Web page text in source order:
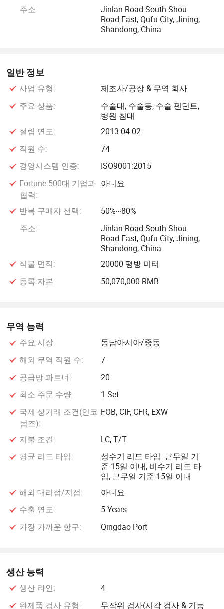
파트너십을 체결했습니다. Gree Group, Hisense Group, 독일,
호주, 미국, 두바이, 이탈리아, 스페인, 베트남, 아프리카
비를 도입하여 시장 수요를 충족하는 신제품을 지속적으로
개발하고 혁신했습니다. 이 회사의 주요 제품에는 수술 시 그
타워, 브릿지 크레인, 간호 침대, 병상의 침대, 카트, 그리고 의
Le Kang은 "제품 품질 보장, 최고급 제품 제공, 고객 요구 충
족" 생산 정책을 통해 엄격한 품질 관리 시스템을 구축했습니
별하고 엄격한 입고 검사를 실시하는 전담 품질 검사 부서를
운영하고 있습니다. 생산 프로세스 전반에 걸쳐 엄격한 멸균
절차를 준수하고 작업자 및 물질 흐름을 분리합니다. 각 생산
공정은 공장 검사 및 시장 감독 검사를 위한 100% 통과율을
보장하기 위해 정밀한 장비 테스트를 거칩니다.
고객 최종 서비스는 최종 품질 보증 체크포인트입니다. 르강
씨는 전국 각지에서 의료 장비 기술 상담 서비스를 제공하고
이 회사는 전 세계 30여 개 국가와 지역에 포괄적인 영업 및
서비스 네트워크를 구축했으며, 외과 정제 프로젝트를 통해
이를 고객에게 가장 신뢰할 수 있는 파트너로 만들었습니다.
이 회사는 ISO9001/13485 국제 품질 시스템 인증, 14001 환
경 관리 시스템 인증, ROHSH 환경 보호 인증 및 CE 인증을
취득했습니다. 덴마크의 LINAK Transmission Systems
의 Ondal Medical Technology Company로부터 기술 지원을
활용해 자원을 통합하고, 중국의 경제발전의 전략적 기회를
포착하고, 해외시장에서 지배적인 개발 패턴을 구축할 계획
Le Kang의 의료 기술이 가져다 준 건강한 미래를 즐길 수 있
도록 더 나은 서비스를 제공하기 위해 노력하고 있습니다.
주소:
Jinlan Road South Shou
Road East, Qufu City, Jining,
Shandong, China
일반 정보
사업 유형:
제조사/공장 & 무역 회사
주요 상품:
수술대, 수술등, 수술 펜던트,
병원 침대
설립 연도:
2013-04-02
직원 수:
74
경영시스템 인증:
ISO9001:2015
Fortune 500대 기업과
협력:
아니요
반복 구매자 선택:
50%~80%
주소:
Jinlan Road South Shou
Road East, Qufu City, Jining,
Shandong, China
식물 면적:
20000 평방 미터
등록 자본:
50,070,000 RMB
무역 능력
주요 시장:
동남아시아/중동
해외 무역 직원 수:
7
공급망 파트너:
20
최소 주문 수량:
1 Set
국제 상거래 조건(인코
텀즈):
FOB, CIF, CFR, EXW
지불 조건:
LC, T/T
평균 리드 타임:
성수기 리드 타임: 근무일 기
준 15일 이내, 비수기 리드 타
임, 근무일 기준 15일 이내
해외 대리점/지점:
아니요
수출 연도:
5 Years
가장 가까운 항구:
Qingdao Port
생산 능력
생산 라인:
4
완제품 검사 유형:
무작위 검사(시각 검사 & 기능